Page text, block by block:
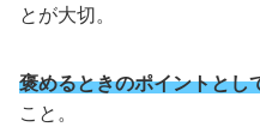
とが大切。
褒めるときのポイントとし
こと。